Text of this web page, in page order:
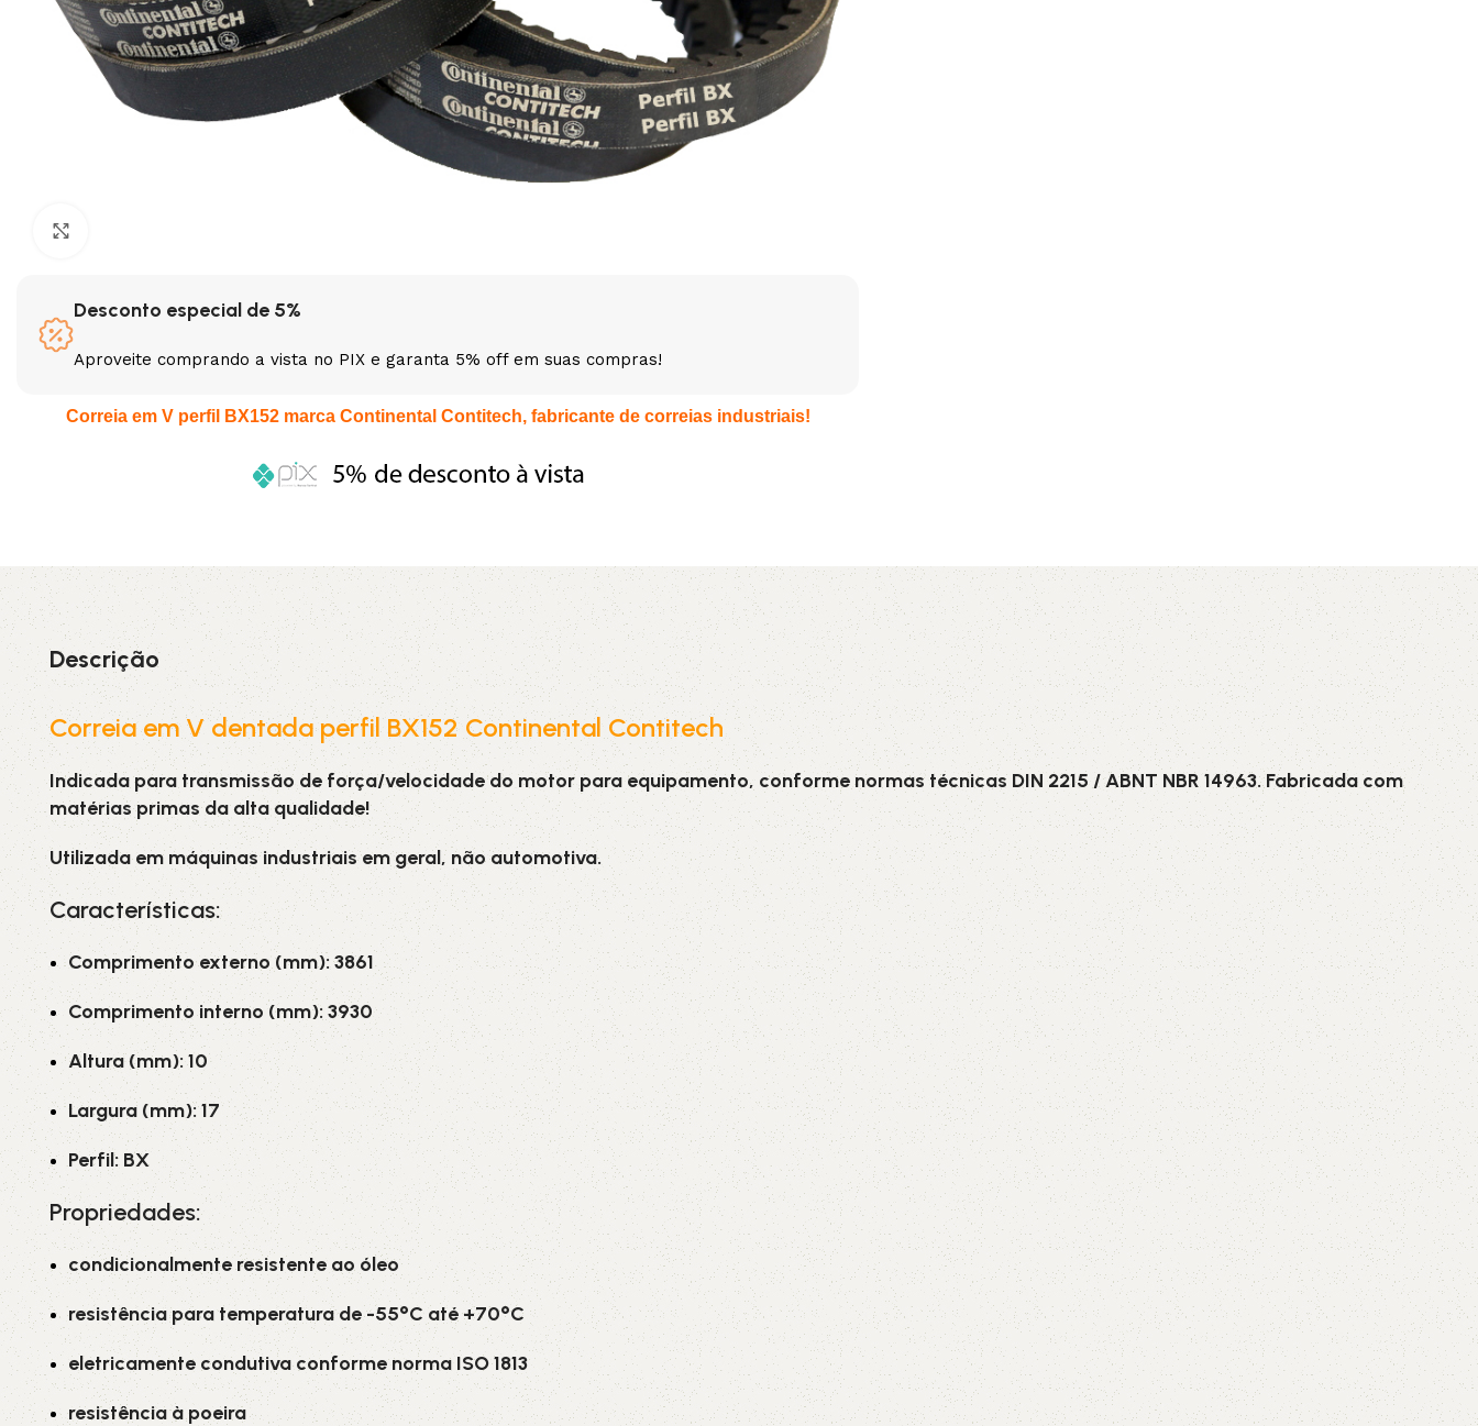
3L 3VX 5V
A AX B BX
D
XPA XPB XPZ ZX
Desconto especial de 5%
Aproveite comprando a vista no PIX e garanta 5% off em suas compras!
Correia em V perfil BX152 marca Continental Contitech, fabricante de correias industriais!
Descrição
Correia em V dentada perfil BX152 Continental Contitech
Indicada para transmissão de força/velocidade do motor para equipamento, conforme normas técnicas DIN 2215 / ABNT NBR 14963. Fabricada com
matérias primas da alta qualidade!
Utilizada em máquinas industriais em geral, não automotiva.
Características:
Comprimento externo (mm): 3861
Comprimento interno (mm): 3930
Altura (mm): 10
Largura (mm): 17
Perfil: BX
Propriedades:
condicionalmente resistente ao óleo
resistência para temperatura de -55°C até +70°C
eletricamente condutiva conforme norma ISO 1813
resistência à poeira